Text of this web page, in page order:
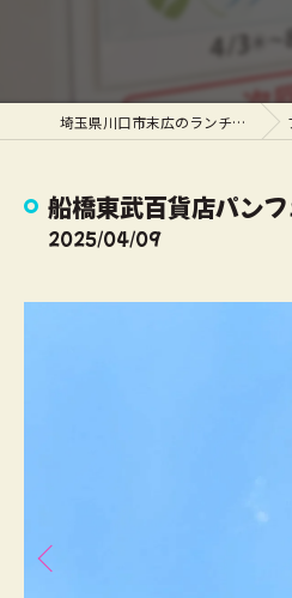
埼玉県川口市末広のランチならCOCODOG
船橋東武百貨店パン
2025/04/09